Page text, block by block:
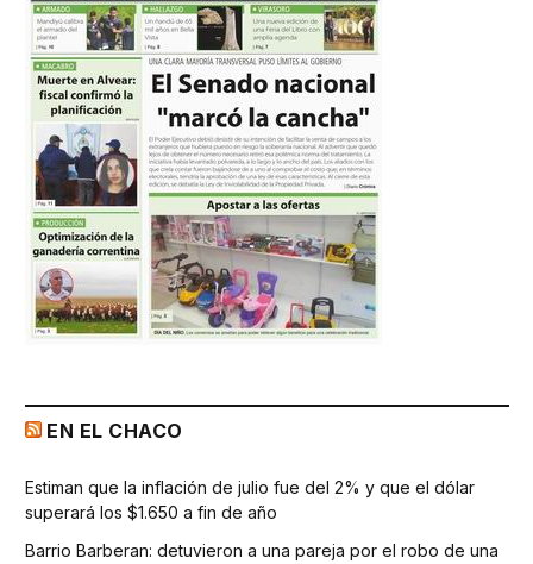
EN EL CHACO
Estiman que la inflación de julio fue del 2% y que el dólar
superará los $1.650 a fin de año
Barrio Barberan: detuvieron a una pareja por el robo de una